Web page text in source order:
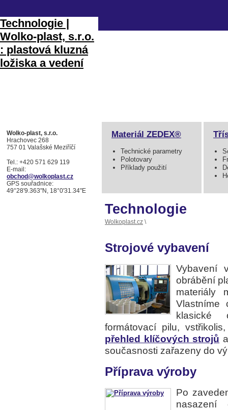
Technologie |
Wolko-plast, s.r.o.
: plastová kluzná
ložiska a vedení
Materiál ZEDEX®
Technické parametry
Polotovary
Příklady použití
Technologie
Wolkoplast.cz \
Strojové vybavení
Vybavení
obrábění
materiály
Vlastníme
klasické
formátovací pilu,
přehled klíčových strojů
současnosti zařazeny do
Příprava výroby
Po
Wolko-plast, s.r.o.
Hrachovec 268
757 01 Valašské Meziříčí
Tel.: +420 571 629 119
E-mail:
obchod@wolkoplast.cz
GPS souřadnice:
49°28'9.363"N, 18°0'31.34"E